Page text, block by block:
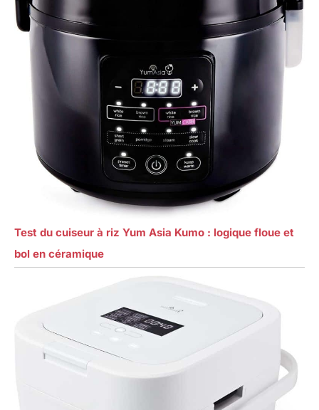
Test du cuiseur à riz Yum Asia Kumo : logique floue et
bol en céramique